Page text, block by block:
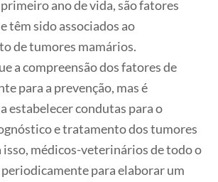
ano de vida, são fatores
têm sido associados ao
de tumores mamários.
a compreensão dos fatores de
para a prevenção, mas é
estabelecer condutas para o
e tratamento dos tumores
isso, médicos-veterinários de todo o
para elaborar um